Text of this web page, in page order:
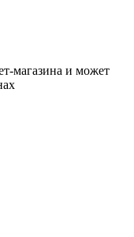
магазина и может